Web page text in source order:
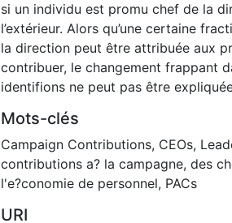
si un individu est promu chef de la
l’extérieur. Alors qu’une certaine
la direction peut être attribuée aux
contribuer, le changement frappant
identifions ne peut pas être
Mots-clés
Campaign Contributions, CEOs,
contributions a? la campagne, des
l'e?conomie de personnel, PACs
URI